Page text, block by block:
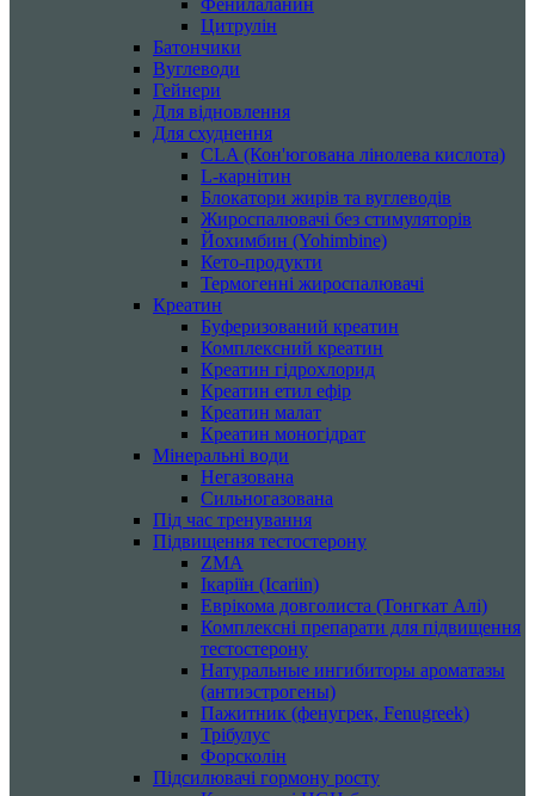
Цитрулін
Батончики
Вуглеводи
Гейнери
Для відновлення
Для схуднення
CLA (Кон'югована лінолева кислота)
L-карнітин
Блокатори жирів та вуглеводів
Жироспалювачі без стимуляторів
Йохимбин (Yohimbine)
Кето-продукти
Термогенні жироспалювачі
Креатин
Буферизований креатин
Комплексний креатин
Креатин гідрохлорид
Креатин етил ефір
Креатин малат
Креатин моногідрат
Мінеральні води
Негазована
Сильногазована
Під час тренування
Підвищення тестостерону
ZMA
Ікаріїн (Icariin)
Еврікома довголиста (Тонгкат Алі)
Комплексні препарати для підвищення
тестостерону
Натуральные ингибиторы ароматазы
(антиэстрогены)
Пажитник (фенугрек, Fenugreek)
Трібулус
Форсколін
Підсилювачі гормону росту